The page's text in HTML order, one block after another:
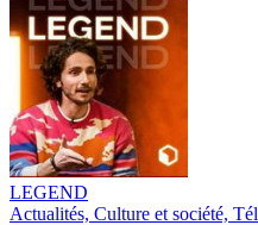
LEGEND
Actualités, Culture et société,